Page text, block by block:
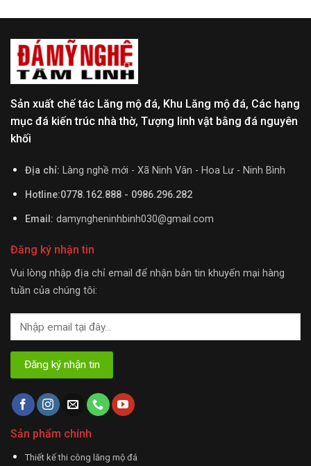
Sản xuất chế tác Lăng mộ đá, Khu Lăng mộ đá, Các hạng
mục đá kiến trúc nhà thờ, Tượng linh vật bằng đá nguyên
khối
Địa chỉ: Làng nghề mới - Xã Ninh Vân - Hoa Lư - Ninh Bình
Hotline:0778.162.888 - 0986.296.282
Email: damyngheninhbinh030@gmail.com
Đăng ký nhận tin
Vui lòng nhập địa chỉ email để nhận bản tin khuyến mại hàng
tuần của chúng tôi:
Sản phẩm chính
Thiết kế thi công lăng mộ đá